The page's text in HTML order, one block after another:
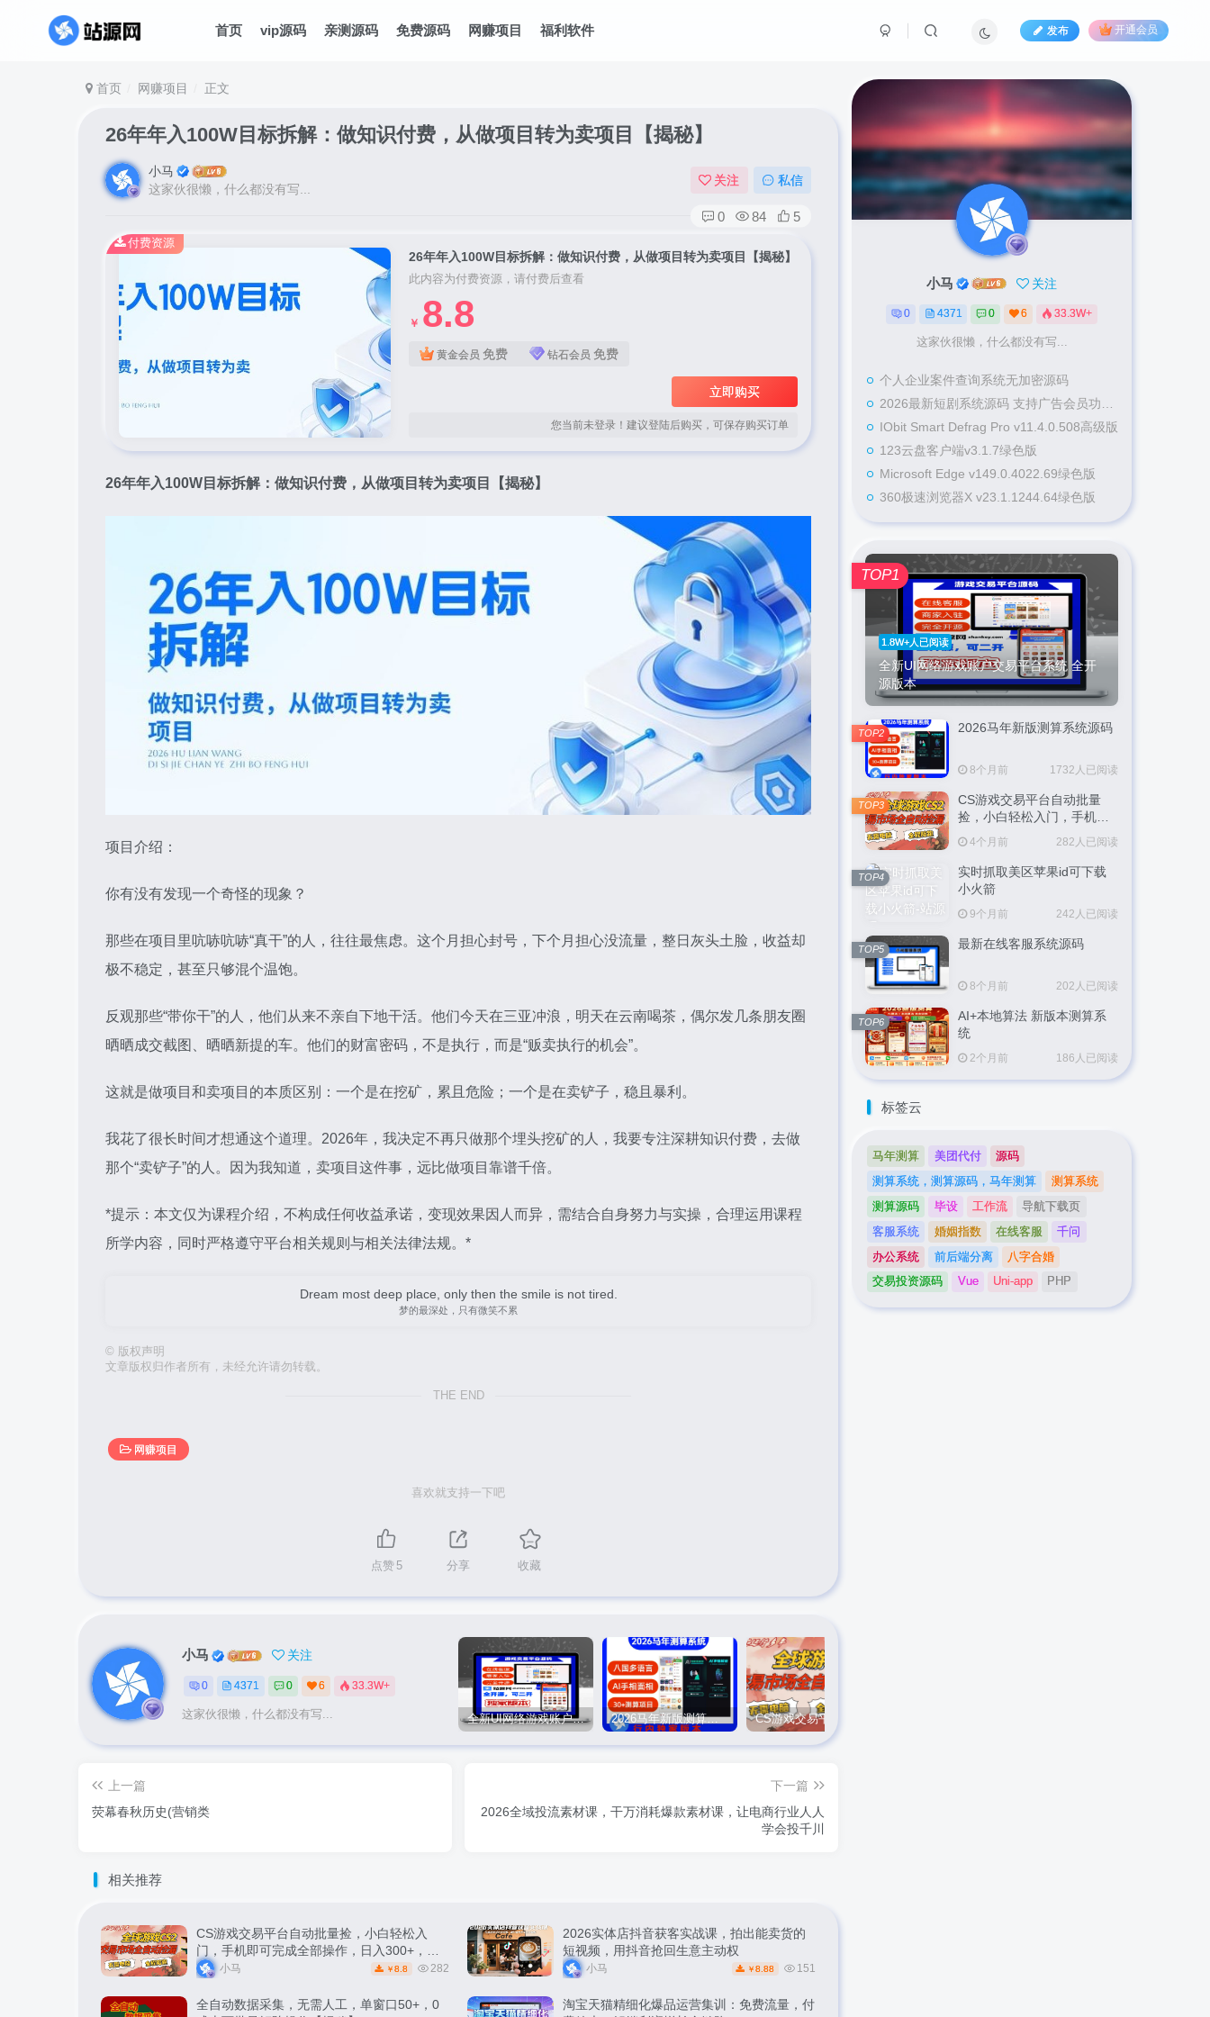
首页 vip源码 亲测源码 免费源码 网赚项目 福利软件 发布 开通会员
首页 网赚项目 正文
26年年入100W目标拆解：做知识付费，从做项目转为卖项目【揭秘】
小马
这家伙很懒，什么都没有写...
关注 私信
0 84 5
26年年入100W目标拆解：做知识付费，从做项目转为卖项目【揭秘】
此内容为付费资源，请付费后查看
￥ 8.8
黄金会员 免费 钻石会员 免费
立即购买
您当前未登录！建议登陆后购买，可保存购买订单
付费资源
26年年入100W目标拆解：做知识付费，从做项目转为卖项目【揭秘】
项目介绍：
你有没有发现一个奇怪的现象？
那些在项目里吭哧吭哧“真干”的人，往往最焦虑。这个月担心封号，下个月担心没流量，整日灰头土脸，收益却
极不稳定，甚至只够混个温饱。
反观那些“带你干”的人，他们从来不亲自下地干活。他们今天在三亚冲浪，明天在云南喝茶，偶尔发几条朋友圈
晒晒成交截图、晒晒新提的车。他们的财富密码，不是执行，而是“贩卖执行的机会”。
这就是做项目和卖项目的本质区别：一个是在挖矿，累且危险；一个是在卖铲子，稳且暴利。
我花了很长时间才想通这个道理。2026年，我决定不再只做那个埋头挖矿的人，我要专注深耕知识付费，去做
那个“卖铲子”的人。因为我知道，卖项目这件事，远比做项目靠谱千倍。
*提示：本文仅为课程介绍，不构成任何收益承诺，变现效果因人而异，需结合自身努力与实操，合理运用课程
所学内容，同时严格遵守平台相关规则与相关法律法规。*
Dream most deep place, only then the smile is not tired.
梦的最深处，只有微笑不累
© 版权声明
文章版权归作者所有，未经允许请勿转载。
THE END
网赚项目
喜欢就支持一下吧
点赞 5 分享 收藏
小马 关注
0 4371 0 6 33.3W+
这家伙很懒，什么都没有写... 全新UI网络游戏账户交易平台系统 全开源版本 2026马年新版测算系统源码
上一篇
荧幕春秋历史(营销类
下一篇
2026全域投流素材课，干万消耗爆款素材课，让电商行业人人
学会投千川
相关推荐
CS游戏交易平台自动批量捡，小白轻松入
门，手机即可完成全部操作，日入300+，轻
松副业【揭秘】
小马 ￥ 8.8 282
2026实体店抖音获客实战课，拍出能卖货的
短视频，用抖音抢回生意主动权
小马 ￥ 8.88 151
全自动数据采集，无需人工，单窗口50+，0
淘宝天猫精细化爆品运营集训：免费流量，付
小马 关注
0 4371 0 6 33.3W+
这家伙很懒，什么都没有写...
个人企业案件查询系统无加密源码
2026最新短剧系统源码 支持广告会员功能齐全短剧源码
IObit Smart Defrag Pro v11.4.0.508高级版
123云盘客户端v3.1.7绿色版
Microsoft Edge v149.0.4022.69绿色版
360极速浏览器X v23.1.1244.64绿色版
1.8W+人已阅读
全新UI网络游戏账户交易平台系统 全开
源版本
TOP1
2026马年新版测算系统源码
8个月前 1732人已阅读
TOP2
CS游戏交易平台自动批量
捡，小白轻松入门，手机即
可完成全部操作，日入
300+，轻松副业【揭秘】
4个月前 282人已阅读
TOP3
实时抓取美区苹果id可下载
小火箭
9个月前 242人已阅读
TOP4
最新在线客服系统源码
8个月前 202人已阅读
TOP5
AI+本地算法 新版本测算系
统
2个月前 186人已阅读
TOP6
标签云
马年测算 美团代付
源码
测算系统，测算源码，马年测算
测算系统
测算源码
毕设 工作流
导航下载页
客服系统
婚姻指数 在线客服
千问
办公系统
前后端分离
八字合婚
交易投资源码
Vue Uni-app PHP